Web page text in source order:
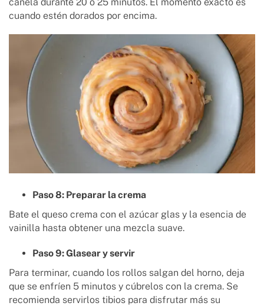
canela durante 20 o 25 minutos. El momento exacto es
cuando estén dorados por encima.
Paso 8: Preparar la crema
Bate el queso crema con el azúcar glas y la esencia de
vainilla hasta obtener una mezcla suave.
Paso 9: Glasear y servir
Para terminar, cuando los rollos salgan del horno, deja
que se enfríen 5 minutos y cúbrelos con la crema. Se
recomienda servirlos tibios para disfrutar más su